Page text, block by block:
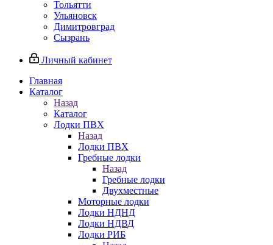
Тольятти
Ульяновск
Димитровград
Сызрань
Личный кабинет
Главная
Каталог
Назад
Каталог
Лодки ПВХ
Назад
Лодки ПВХ
Гребные лодки
Назад
Гребные лодки
Двухместные
Моторные лодки
Лодки НДНД
Лодки НДВД
Лодки РИБ